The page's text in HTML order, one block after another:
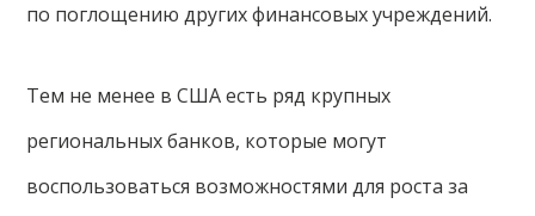
по поглощению других финансовых учреждений.
Тем не менее в США есть ряд крупных
региональных банков, которые могут
воспользоваться возможностями для роста за